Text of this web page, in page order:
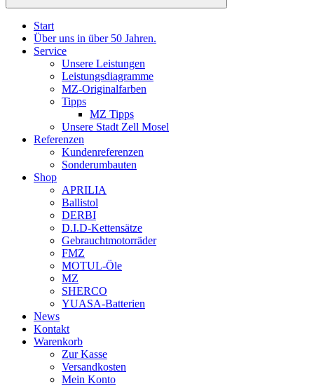
Start
Über uns in über 50 Jahren.
Service
Unsere Leistungen
Leistungsdiagramme
MZ-Originalfarben
Tipps
MZ Tipps
Unsere Stadt Zell Mosel
Referenzen
Kundenreferenzen
Sonderumbauten
Shop
APRILIA
Ballistol
DERBI
D.I.D-Kettensätze
Gebrauchtmotorräder
FMZ
MOTUL-Öle
MZ
SHERCO
YUASA-Batterien
News
Kontakt
Warenkorb
Zur Kasse
Versandkosten
Mein Konto